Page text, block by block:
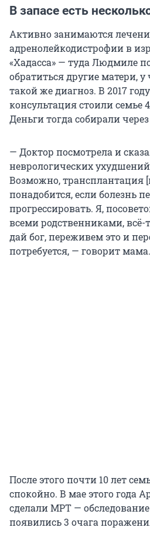
В запасе есть
Активно занимаются
адренолейкодистрофии в
«Хадасса» — туда Людмиле
обратиться другие матери,
такой же диагноз. В 2017
консультация стоили семье
Деньги тогда собирали
— Доктор посмотрела и
неврологических
Возможно, трансплантация
понадобится, если болезнь
прогрессировать. Я,
всеми родственниками,
дай бог, переживем это и
потребуется, — говорит мама.
После этого почти 10 лет
спокойно. В мае этого года
сделали МРТ — обследование
появились 3 очага